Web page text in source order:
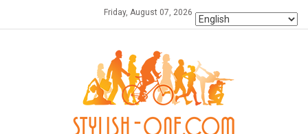
Friday, August 07, 2026